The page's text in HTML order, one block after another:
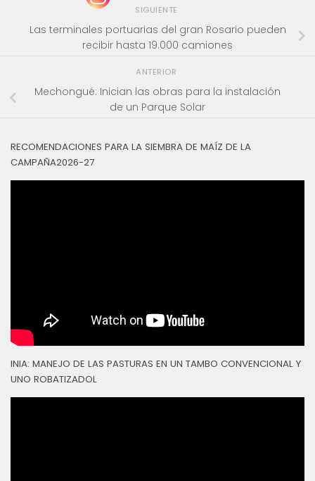
SIGUIENTE
Las terminales portuarias del gran Rosario pueden
recibir hasta 19.000 camiones
ANTERIOR
Mechongué: Inician las obras para la instalación
de un Parque Solar
RECOMENDACIONES PARA LA SIEMBRA DE MAÍZ DE LA
CAMPAÑA2026-27
INIA: MANEJO DE LAS PASTURAS EN UN TAMBO CONVENCIONAL Y
UNO ROBATIZADOL